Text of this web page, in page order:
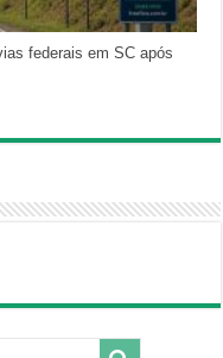
federais em SC após